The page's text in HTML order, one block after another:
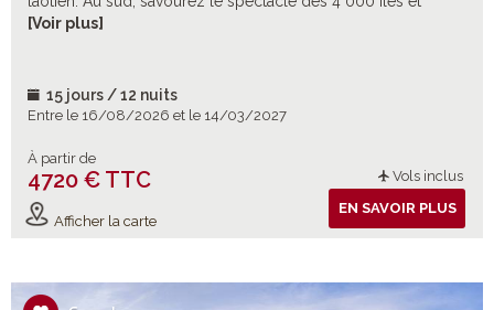
laissez-vous charmer par ses paysages bucoliques.
[Voir plus]
15 jours / 12 nuits
Entre le 16/08/2026 et le 14/03/2027
À partir de
4720 € TTC Vols inclus
Afficher la carte
EN SAVOIR PLUS